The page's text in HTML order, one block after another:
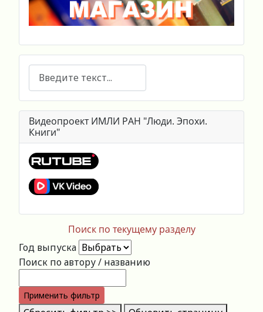
Поиск
Видеопроект ИМЛИ РАН "Люди. Эпохи.
Книги"
Поиск по текущему разделу
Год выпуска
Поиск по автору / названию
Применить фильтр